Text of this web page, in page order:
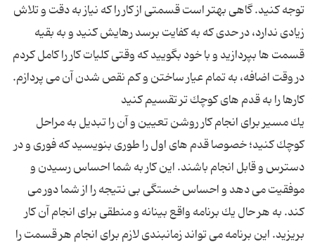
توجه كنید. گاهی بهتر است قسمتی از كار را كه نیاز به دقت و تلاش
زیادی ندارد، در حدی كه به كفایت برسد رهایش كنید و به بقیه
قسمت ها بپردازید و با خود بگویید كه وقتی كلیات كار را كامل كردم
یك مسیر برای انجام كار روشن تعیین و آن را تبدیل به مراحل
كوچك كنید؛ خصوصا قدم های اول را طوری بنویسید كه فوری و در
دسترس و قابل انجام باشند. این كار به شما احساس رسیدن و
موفقیت می دهد و احساس خستگی بی نتیجه را از شما دور می
كند. به هر حال یك برنامه واقع بینانه و منطقی برای انجام آن كار
بریزید. این برنامه می تواند زمانبندی لازم برای انجام هر قسمت را